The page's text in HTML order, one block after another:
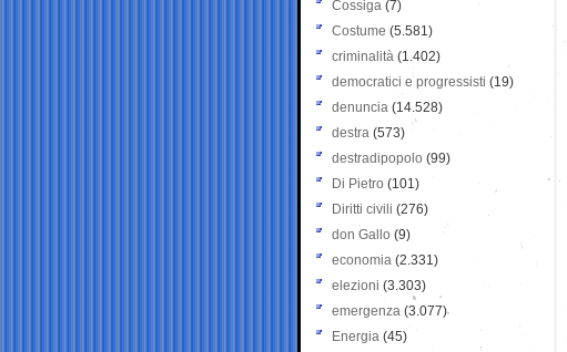
Cossiga (7)
Costume (5.581)
criminalità (1.402)
democratici e progressisti (19)
denuncia (14.528)
destra (573)
destradipopolo (99)
Di Pietro (101)
Diritti civili (276)
don Gallo (9)
economia (2.331)
elezioni (3.303)
emergenza (3.077)
Energia (45)